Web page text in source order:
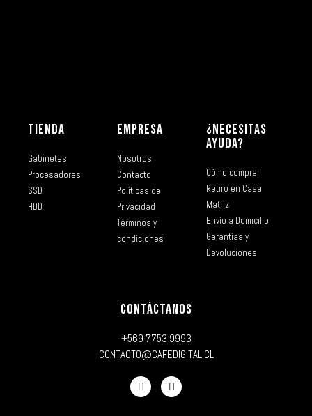
TIENDA
Gabinetes
Procesadores
SSD
HDD
EMPRESA
Nosotros
Contacto
Políticas de
Privacidad
Términos y
condiciones
¿NECESITAS
AYUDA?
Cómo comprar
Retiro en Casa
Matriz
Envío a Domicilio
Garantías y
Devoluciones
CONTÁCTANOS
+569 7753 9993
CONTACTO@CAFEDIGITAL.CL